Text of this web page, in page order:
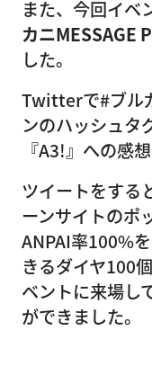
また、今回イベ
カニMESSAGE
した。
Twitterで#ブル
ンのハッシュタ
『A3!』への感
ツイートをする
ーンサイトのポ
ANPAI率100%
きるダイヤ100
ベントに来場し
ができました。